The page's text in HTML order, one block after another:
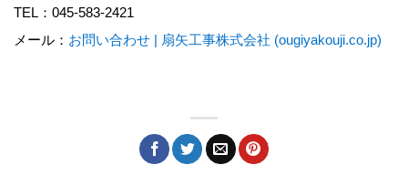
TEL：045-583-2421
メール： お問い合わせ | 扇矢工事株式会社 (ougiyakouji.co.jp)